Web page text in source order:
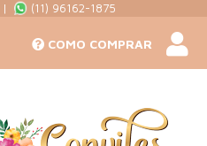
| (11) 96162-1875
COMO COMPRAR